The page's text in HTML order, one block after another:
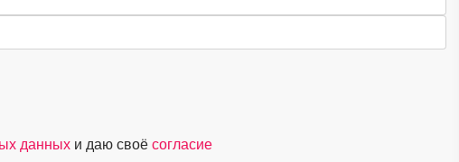
данных и даю своё согласие